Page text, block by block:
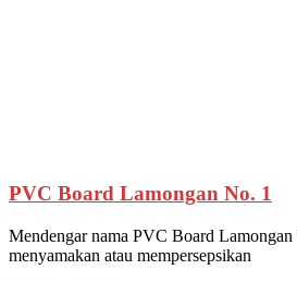
PVC Board Lamongan No. 1
Mendengar nama PVC Board Lamongan
menyamakan atau mempersepsikan